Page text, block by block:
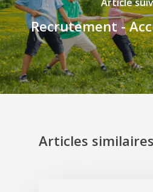
Recrutement -
Articles similaires